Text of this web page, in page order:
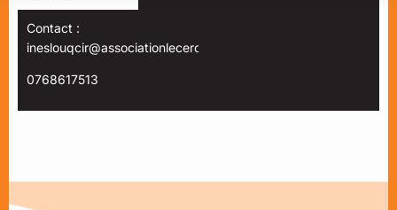
Contact :
ineslouqcir@associationlecercle.fr
0768617513